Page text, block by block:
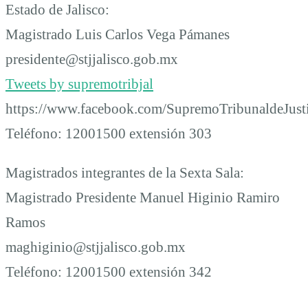
Estado de Jalisco:
Magistrado Luis Carlos Vega Pámanes
presidente@stjjalisco.gob.mx
Tweets by supremotribjal
https://www.facebook.com/
Teléfono: 12001500 extensión 303
Magistrados integrantes de la Sexta Sala:
Magistrado Presidente Manuel Higinio Ramiro
Ramos
maghiginio@stjjalisco.gob.mx
Teléfono: 12001500 extensión 342